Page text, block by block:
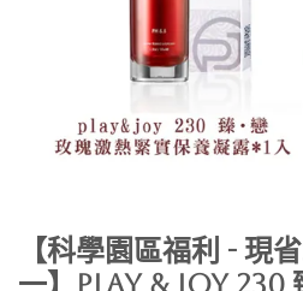
【科學園區福利 - 現